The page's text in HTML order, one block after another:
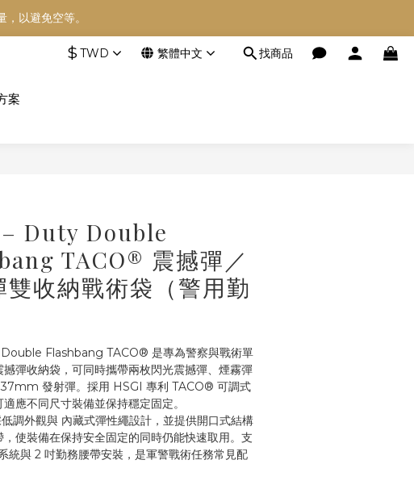
以避免空等。
以避免空等。
以避免空等。
$ TWD 繁體中文 找商品
Duty Double
TACO® 震撼彈／
雙收納戰術袋（警用勤
Flashbang TACO® 是專為警察與戰術單
撼彈收納袋，可同時攜帶兩枚閃光震撼彈、煙霧彈
發射彈。採用 HSGI 專利 TACO® 可調式
應不同尺寸裝備並保持穩定固定。
調外觀與 內藏式彈性繩設計，並提供開口式結構
，使裝備在保持安全固定的同時仍能快速取用。支
統與 2 吋勤務腰帶安裝，是軍警戰術任務常見配